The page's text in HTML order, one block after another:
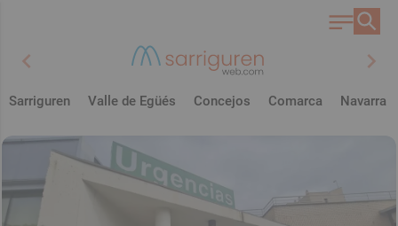
chevron_left chevron_right
Sarriguren Valle de Egüés Concejos Comarca Navarra